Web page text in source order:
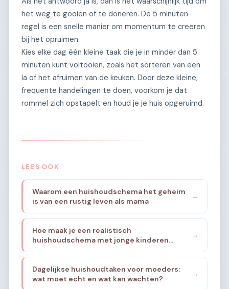
het weg te gooien of te doneren. De 5 minuten
regel is een snelle manier om momentum te creëren
bij het opruimen.
Kies elke dag één kleine taak die je in minder dan 5
minuten kunt voltooien, zoals het sorteren van een
la of het afruimen van de keuken. Door deze kleine,
frequente handelingen te doen, voorkom je dat
rommel zich opstapelt en houd je je huis opgeruimd.
LEES OOK
Waarom een huishoudschema het geheim
is van een rustig leven als mama
→
Hoe maak je een realistisch
huishoudschema met jonge kinderen
thuis?
→
Dagelijkse huishoudtaken voor moeders:
wat moet echt en wat kan wachten?
→